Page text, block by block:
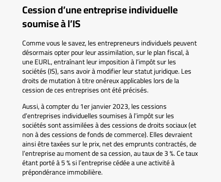
Cession d’une entreprise individuelle
soumise à l’IS
Comme vous le savez, les entrepreneurs individuels peuvent
désormais opter pour leur assimilation, sur le plan fiscal, à
une EURL, entraînant leur imposition à l’impôt sur les
sociétés (IS), sans avoir à modifier leur statut juridique. Les
droits de mutation à titre onéreux applicables lors de la
cession de ces entreprises ont été précisés.
Aussi, à compter du 1er janvier 2023, les cessions
d’entreprises individuelles soumises à l’impôt sur les
sociétés sont assimilées à des cessions de droits sociaux (et
non à des cessions de fonds de commerce). Elles devraient
ainsi être taxées sur le prix, net des emprunts contractés, de
l’entreprise au moment de sa cession, au taux de 3 %. Ce taux
étant porté à 5 % si l’entreprise cédée a une activité à
prépondérance immobilière.